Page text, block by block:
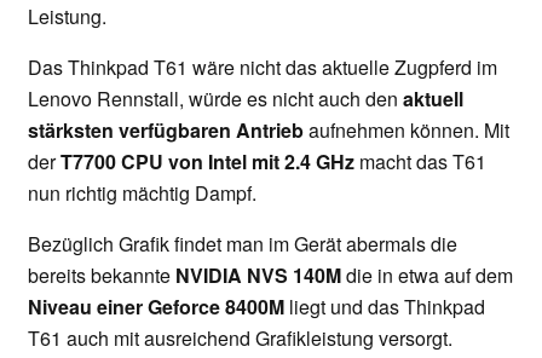
Leistung.
Das Thinkpad T61 wäre nicht das aktuelle Zugpferd im
Lenovo Rennstall, würde es nicht auch den aktuell
stärksten verfügbaren Antriebaufnehmen können. Mit
derT7700 CPU von Intel mit 2.4 GHz macht das T61
nun richtig mächtig Dampf.
Bezüglich Grafik findet man im Gerät abermals die
bereits bekannte NVIDIA NVS 140Mdie in etwa auf dem
Niveau einer Geforce 8400M liegt und das Thinkpad
T61 auch mit ausreichend Grafikleistung versorgt.